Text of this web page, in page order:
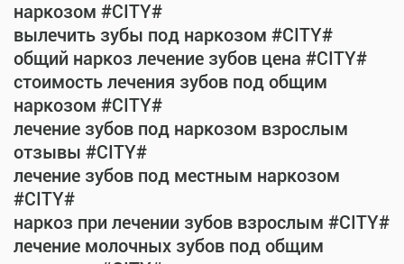
наркозом #CITY#
вылечить зубы под наркозом #CITY#
общий наркоз лечение зубов цена #CITY#
стоимость лечения зубов под общим
наркозом #CITY#
лечение зубов под наркозом взрослым
отзывы #CITY#
лечение зубов под местным наркозом
#CITY#
наркоз при лечении зубов взрослым #CITY#
лечение молочных зубов под общим